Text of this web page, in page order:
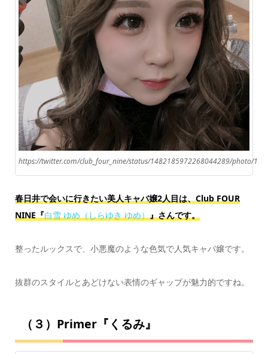
https://twitter.com/club_four_nine/status/1482185972268044289/photo/1
春日井で会いに行きたい美人キャバ嬢2人目は、Club FOUR
NINE『白雪 ゆめ（しらゆき ゆめ）』さんです。
整ったルックスで、小悪魔のような色気で人気キャバ嬢です。
抜群のスタイルとあどけない表情のギャップが魅力的ですね。
（３）Primer『くるみ』